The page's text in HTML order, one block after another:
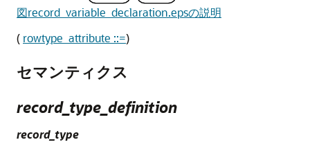
図record_variable_declaration.epsの説明
( rowtype_attribute ::=)
セマンティクス
record_type_definition
record_type